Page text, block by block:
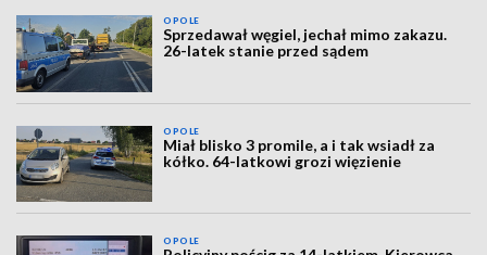
OPOLE
Sprzedawał węgiel, jechał mimo zakazu.
26-latek stanie przed sądem
OPOLE
Miał blisko 3 promile, a i tak wsiadł za
kółko. 64-latkowi grozi więzienie
OPOLE